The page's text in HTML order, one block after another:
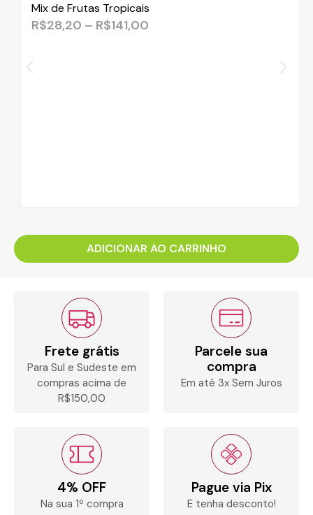
5, com
baseado em
avaliação de
Mix de Frutas Tropicais
R$28,20 – R$141,00
ADICIONAR AO CARRINHO
Frete grátis
Para Sul e Sudeste em
compras acima de
R$150,00
Parcele sua
compra
Em até 3x Sem Juros
4% OFF
Na sua 1º compra
Pague via Pix
E tenha desconto!